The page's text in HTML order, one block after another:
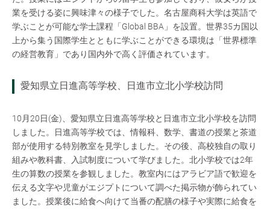
業を受ける姿に興味津々の様子でした。名古屋商科大学は英語で
学ぶことが可能な学士課程「Global BBA」を設置。世界35カ国以
上から集う国際学生とともに学ぶことができる環境は「世界標準
の経営教育」であり国内外で高く評価されています。
愛知県立日進高等学校、日進市立北小学校訪問
10月20日(金)、愛知県立日進高等学校と日進市立北小学校を訪問
しました。日進高等学校では、情報科、数学、書道の授業と茶道
部が使用する特別教室を見学しました。その後、高校独自の取り
組みや教科書、入試制度について学びました。北小学校では2年
生の算数の授業を参観しました。教室内にはアラビア語で歓迎を
伝える文字や児童がエジプトについて調べた掲示物が飾られてい
ました。授業後に給食へ向けて当番の配膳の様子や実際に給食を